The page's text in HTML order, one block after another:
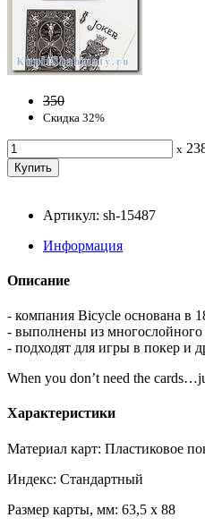
350
Скидка 32%
x
Артикул: sh-15487
Информация
Описание
- компания Bicycle основана в
- выполнены из
- подходят для игры в покер и
When you don’t need the
Характеристики
Материал карт: Пластиковое
Индекс: Стандартный
Размер карты, мм: 63,5 x 88